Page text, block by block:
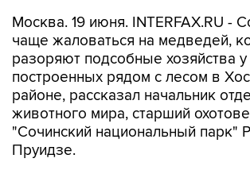
Москва. 19 июня. INTERFAX.RU -
чаще жаловаться на медведей,
разоряют подсобные хозяйства
построенных рядом с лесом в
районе, рассказал начальник
животного мира, старший
"Сочинский национальный парк"
Пруидзе.